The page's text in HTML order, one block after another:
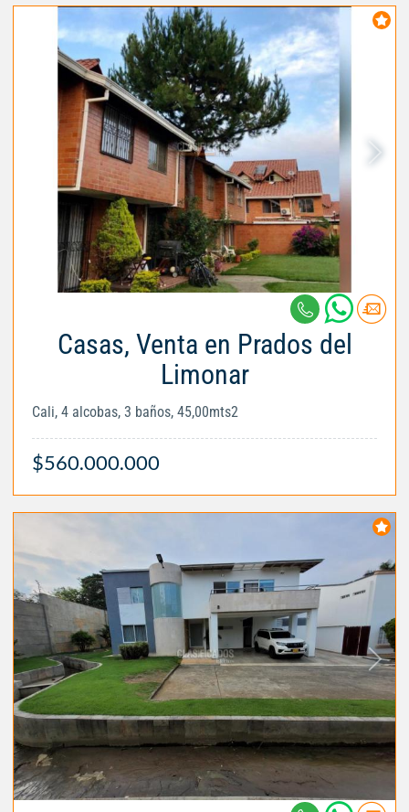
Casas, Venta en Prados del
Limonar
Cali, 4 alcobas, 3 baños, 45,00mts2
$560.000.000